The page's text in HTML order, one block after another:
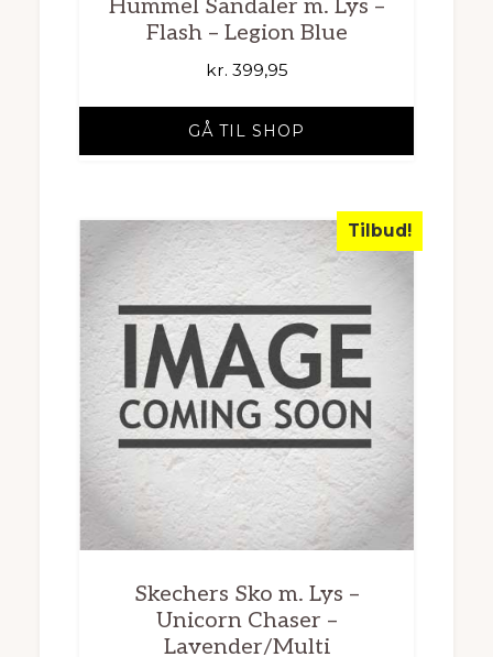
Hummel Sandaler m. Lys –
Flash – Legion Blue
kr. 399,95
GÅ TIL SHOP
Tilbud!
Skechers Sko m. Lys –
Unicorn Chaser –
Lavender/Multi